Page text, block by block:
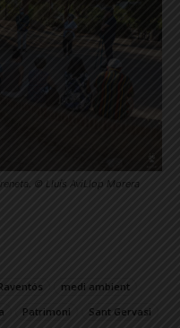
© Lluís AviLlop Morera
medi ambient
Patrimoni
Sant Gervasi